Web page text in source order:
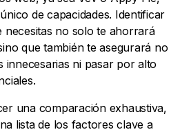
de capacidades. Identificar
necesitas no solo te ahorrará
que también te asegurará no
innecesarias ni pasar por alto
una comparación exhaustiva,
lista de los factores clave a